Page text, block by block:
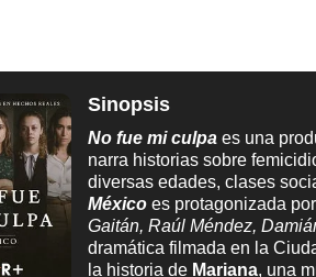
Sinopsis
No fue mi culpa es una
narra historias sobre
diversas edades, clases
México es protagonizada
Gaitán, Raúl Méndez,
dramática filmada en la
la historia de Mariana, una